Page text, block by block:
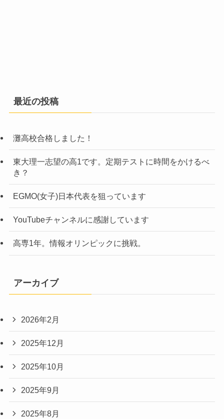
最近の投稿
灘高校合格しました！
東大理一志望の高1です。定期テストに時間をかけるべ
き？
EGMO(女子)日本代表を狙っています
YouTubeチャンネルに感謝しています
高専1年。情報オリンピックに挑戦。
アーカイブ
2026年2月
2025年12月
2025年10月
2025年9月
2025年8月